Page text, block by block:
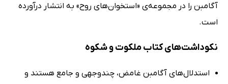
آگامبن را در مجموعه‌ی «استخوان‌های روح» به انتشار درآورده
است.
نکوداشت‌های کتاب ملکوت و شکوه
استدلال‌های آگامبن غامض، چندوجهی و جامع هستند و